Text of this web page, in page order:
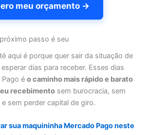
meu orçamento →
passo é seu
aqui é porque quer sair da situação de
dias para receber. Esses dias
Pago éo caminho mais rápido e barato
recebimento sem burocracia, sem
sem perder capital de giro.
sua maquininha Mercado Pago neste